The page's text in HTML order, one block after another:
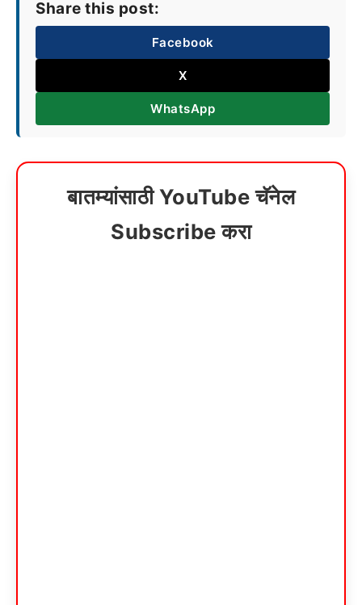
Share this post:
Facebook
X
WhatsApp
बातम्यांसाठी YouTube चॅनेल
Subscribe करा